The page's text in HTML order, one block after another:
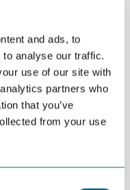
and ads, to
analyse our traffic.
use of our site with
partners who
that you’ve
from your use
på Strand Hotel på
februar og overnatting
der kursdeltakerne
av kurset, derfor
og